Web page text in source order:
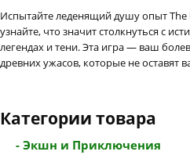
Испытайте леденящий душу опыт The
узнайте, что значит столкнуться с
легендах и тени. Эта игра — ваш
древних ужасов, которые не оставят
Категории товара
- Экшн и Приключения